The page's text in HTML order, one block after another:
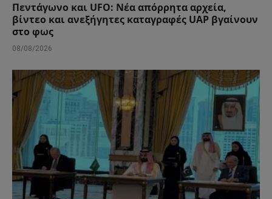
Πεντάγωνο και UFO: Νέα απόρρητα αρχεία,
βίντεο και ανεξήγητες καταγραφές UAP βγαίνουν
στο φως
08/08/2026